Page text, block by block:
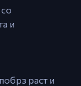
и
раст и